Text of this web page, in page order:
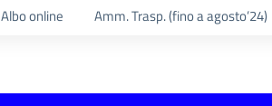
Albo online Amm. Trasp. (fino a agosto’24)